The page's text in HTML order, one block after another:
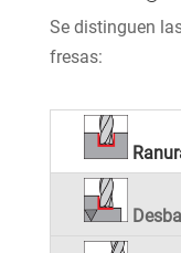
Se distinguen
fresas: